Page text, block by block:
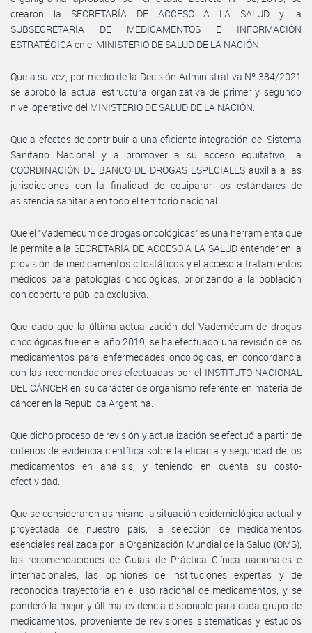
crearon la SECRETARÍA DE ACCESO A LA SALUD y la
SUBSECRETARÍA DE MEDICAMENTOS E INFORMACIÓN
ESTRATÉGICA en el MINISTERIO DE SALUD DE LA NACIÓN.
Que a su vez, por medio de la Decisión Administrativa Nº 384/2021
se aprobó la actual estructura organizativa de primer y segundo
nivel operativo del MINISTERIO DE SALUD DE LA NACIÓN.
Que a efectos de contribuir a una eficiente integración del Sistema
Sanitario Nacional y a promover a su acceso equitativo, la
COORDINACIÓN DE BANCO DE DROGAS ESPECIALES auxilia a las
jurisdicciones con la finalidad de equiparar los estándares de
asistencia sanitaria en todo el territorio nacional.
Que el “Vademécum de drogas oncológicas” es una herramienta que
le permite a la SECRETARÍA DE ACCESO A LA SALUD entender en la
provisión de medicamentos citostáticos y el acceso a tratamientos
médicos para patologías oncológicas, priorizando a la población
con cobertura pública exclusiva.
Que dado que la última actualización del Vademécum de drogas
oncológicas fue en el año 2019, se ha efectuado una revisión de los
medicamentos para enfermedades oncológicas, en concordancia
con las recomendaciones efectuadas por el INSTITUTO NACIONAL
DEL CÁNCER en su carácter de organismo referente en materia de
cáncer en la República Argentina.
Que dicho proceso de revisión y actualización se efectuó a partir de
criterios de evidencia científica sobre la eficacia y seguridad de los
medicamentos en análisis, y teniendo en cuenta su costo-
efectividad.
Que se consideraron asimismo la situación epidemiológica actual y
proyectada de nuestro país, la selección de medicamentos
esenciales realizada por la Organización Mundial de la Salud (OMS),
las recomendaciones de Guías de Práctica Clínica nacionales e
internacionales, las opiniones de instituciones expertas y de
reconocida trayectoria en el uso racional de medicamentos, y se
ponderó la mejor y última evidencia disponible para cada grupo de
medicamentos, proveniente de revisiones sistemáticas y estudios